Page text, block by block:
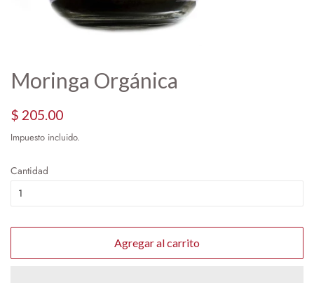
Moringa Orgánica
Precio
$ 205.00
oferta
Impuesto incluido.
Cantidad
Agregar al carrito